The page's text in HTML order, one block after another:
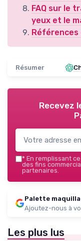
FAQ sur le
yeux et le
Résumer
Recevez
* En remplissant
des fins
partenaires.
Palette
Ajoutez-nous à
Les plus lus